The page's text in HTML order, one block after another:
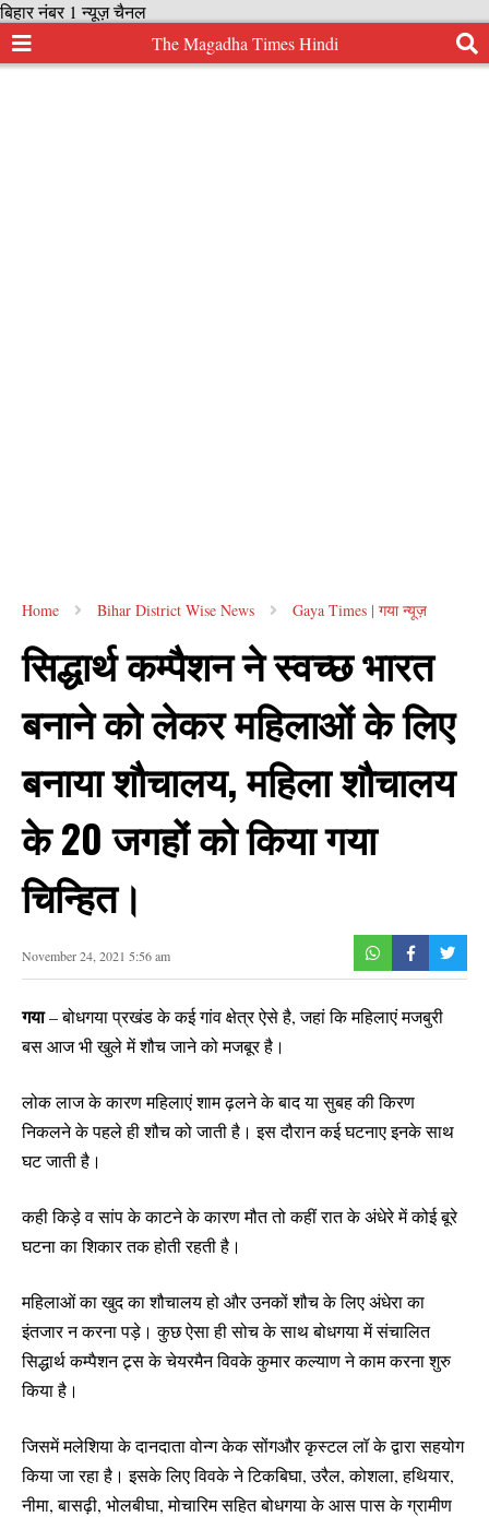
बिहार नंबर 1 न्यूज़ चैनल
The Magadha Times Hindi
Home Bihar District Wise News Gaya Times | गया न्यूज़
सिद्धार्थ कम्पैशन ने स्वच्छ भारत
बनाने को लेकर महिलाओं के लिए
बनाया शौचालय, महिला शौचालय
के 20 जगहों को किया गया
चिन्हित।
November 24, 2021 5:56 am
गया– बोधगया प्रखंड के कई गांव क्षेत्र ऐसे है, जहां कि महिलाएं मजबुरी
बस आज भी खुले में शौच जाने को मजबूर है।
लोक लाज के कारण महिलाएं शाम ढ़लने के बाद या सुबह की किरण
निकलने के पहले ही शौच को जाती है। इस दौरान कई घटनाए इनके साथ
घट जाती है।
कही किड़े व सांप के काटने के कारण मौत तो कहीं रात के अंधेरे में कोई बूरे
घटना का शिकार तक होती रहती है।
महिलाओं का खुद का शौचालय हो और उनकों शौच के लिए अंधेरा का
इंतजार न करना पड़े। कुछ ऐसा ही सोच के साथ बोधगया में संचालित
सिद्धार्थ कम्पैशन ट्र्स के चेयरमैन विवके कुमार कल्याण ने काम करना शुरु
किया है।
जिसमें मलेशिया के दानदाता वोन्ग केक सोंगऔर कृस्टल लॉ के द्वारा सहयोग
किया जा रहा है। इसके लिए विवके ने टिकबिघा, उरैल, कोशला, हथियार,
नीमा, बासढ़ी, भोलबीघा, मोचारिम सहित बोधगया के आस पास के ग्रामीण